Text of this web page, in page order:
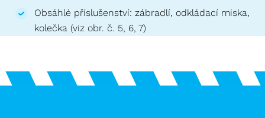
Obsáhlé příslušenství: zábradlí, odkládací miska,
kolečka (viz obr. č. 5, 6, 7)